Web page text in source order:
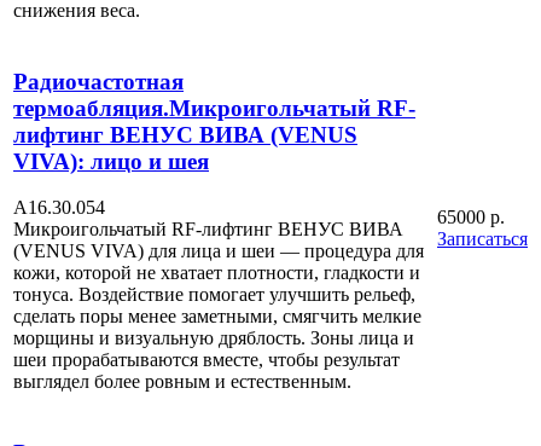
снижения веса.
Радиочастотная
термоабляция.Микроигольчатый RF-
лифтинг ВЕНУС ВИВА (VENUS
VIVA): лицо и шея
А16.30.054
Микроигольчатый RF-лифтинг ВЕНУС ВИВА
(VENUS VIVA) для лица и шеи — процедура для
кожи, которой не хватает плотности, гладкости и
тонуса. Воздействие помогает улучшить рельеф,
сделать поры менее заметными, смягчить мелкие
морщины и визуальную дряблость. Зоны лица и
шеи прорабатываются вместе, чтобы результат
выглядел более ровным и естественным.
65000 р.
Записаться